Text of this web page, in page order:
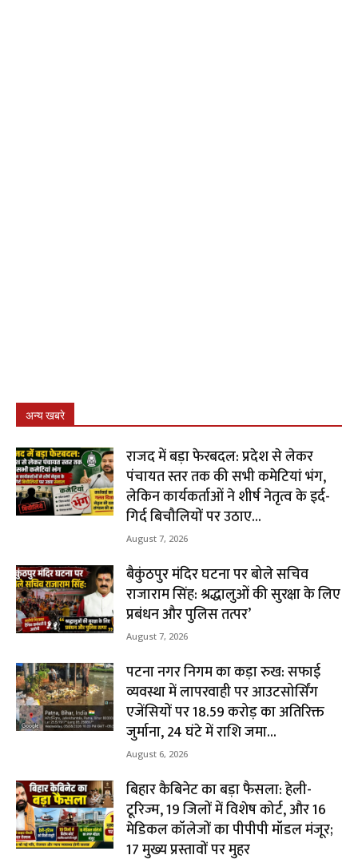
अन्य खबरे
राजद में बड़ा फेरबदल: प्रदेश से लेकर
पंचायत स्तर तक की सभी कमेटियां भंग,
लेकिन कार्यकर्ताओं ने शीर्ष नेतृत्व के इर्द-
गिर्द बिचौलियों पर उठाए...
August 7, 2026
बैकुंठपुर मंदिर घटना पर बोले सचिव
राजाराम सिंह: श्रद्धालुओं की सुरक्षा के लिए
प्रबंधन और पुलिस तत्पर’
August 7, 2026
पटना नगर निगम का कड़ा रुख: सफाई
व्यवस्था में लापरवाही पर आउटसोर्सिंग
एजेंसियों पर ₹18.59 करोड़ का अतिरिक्त
जुर्माना, 24 घंटे में राशि जमा...
August 6, 2026
बिहार कैबिनेट का बड़ा फैसला: हेली-
टूरिज्म, 19 जिलों में विशेष कोर्ट, और 16
मेडिकल कॉलेजों का पीपीपी मॉडल मंजूर;
17 मुख्य प्रस्तावों पर मुहर